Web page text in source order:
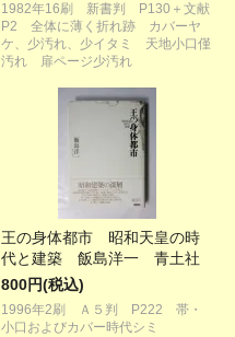
1982年16刷 新書判 P130＋文献
P2 全体に薄く折れ跡 カバーヤ
ケ、少汚れ、少イタミ 天地小口僅
汚れ 扉ページ少汚れ
王の身体都市 昭和天皇の時
代と建築 飯島洋一 青土社
800円(税込)
1996年2刷 Ａ５判 P222 帯・
小口およびカバー時代シミ